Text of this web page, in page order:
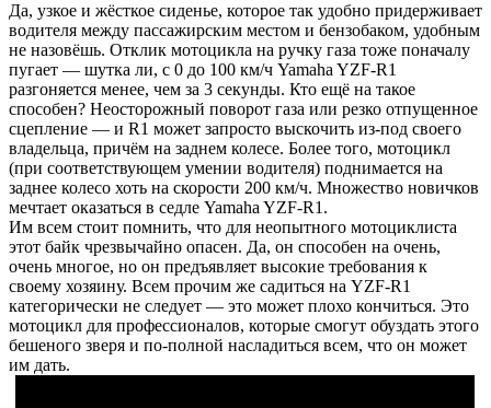
Да, узкое и жёсткое сиденье, которое так удобно придерживает
водителя между пассажирским местом и бензобаком, удобным
не назовёшь. Отклик мотоцикла на ручку газа тоже поначалу
пугает — шутка ли, с 0 до 100 км/ч Yamaha YZF-R1
разгоняется менее, чем за 3 секунды. Кто ещё на такое
способен? Неосторожный поворот газа или резко отпущенное
сцепление — и R1 может запросто выскочить из-под своего
владельца, причём на заднем колесе. Более того, мотоцикл
(при соответствующем умении водителя) поднимается на
заднее колесо хоть на скорости 200 км/ч. Множество новичков
мечтает оказаться в седле Yamaha YZF-R1.
Им всем стоит помнить, что для неопытного мотоциклиста
этот байк чрезвычайно опасен. Да, он способен на очень,
очень многое, но он предъявляет высокие требования к
своему хозяину. Всем прочим же садиться на YZF-R1
категорически не следует — это может плохо кончиться. Это
мотоцикл для профессионалов, которые смогут обуздать этого
бешеного зверя и по-полной насладиться всем, что он может
им дать.